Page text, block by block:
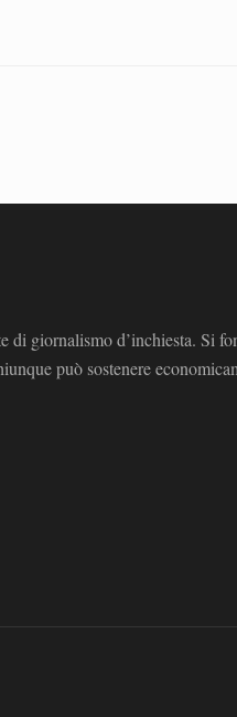
giornalismo d’inchiesta. Si
può sostenere